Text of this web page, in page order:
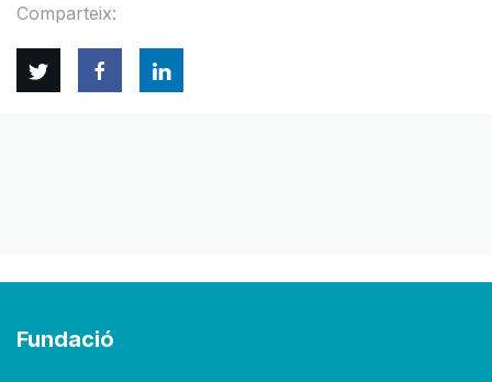
Comparteix:
Twitter Facebook
Fundació